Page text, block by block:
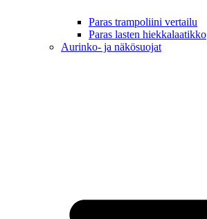
Paras trampoliini vertailu
Paras lasten hiekkalaatikko
Aurinko- ja näkösuojat